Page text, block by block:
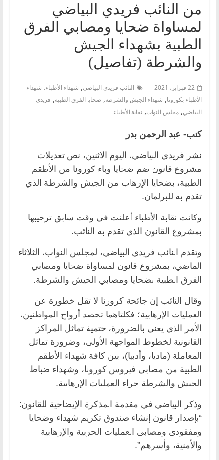
من النائب فريدي البياضي
لمساواة ضحايا ومصابي الفرق
الطبية بشهداء الجيش
والشرطة (تفاصيل)
22 فبراير، 2021 النائب فريدي البياضي, شهداء الأطباء, شهداء
الأطباء بكورونا, شهداء الجيش والشرطة, ضحايا الفرق الطبية, فريدي
البياضي, مجلس النواب, نقابة الأطباء
كتب- عبد الرحمن بدر
نشر فريدي البياضي، اليوم الاثنين، نص تعديلات
مشروع قانون ضم ضحايا وباء كورونا من الأطقم
الطبية، بضحايا الإرهاب من الجيش والشرطة الذي
تقدم به للبرلمان.
وكانت نقابة الأطباء أعلنت في وقت سابق ترحيبها
بمشروع القانون الذي تقدم به النائب.
وتقدم النائب فريدي البياضي، لمجلس النواب، الثلاثاء
الماضي، بمشروع قانون لمساواة ضحايا ومصابي
الفرق الطبية بضحايا ومصابي الجيش والشرطة.
وقال النائب إن جائحة كرورنا لا تقل خطورة عن
العمليات الإرهابية؛ فكلتاهما تحصد أرواح المواطنين،
الأمر الذي يعني بالضرورة، حتمية تماثل المراكز
القانونية لخطوط المواجهة الأولى، وضرورة تماثل
المعاملة (ماديا، وأدبيا)، بين كافة شهداء الأطقم
الطبية من مصابي فيروس كورونا، وشهداء ضباط
الجيش والشرطة جراء العمليات الإرهابية.
وذكر البياضي في مقدمة المذكرة الإيضاحية للقانون:
“بإصدار قانون إنشاء صندوق تكريم شهداء وضحايا
ومفقودى ومصابى العمليات الحربية والإرهابية
والأمنية، وأسرهم”.